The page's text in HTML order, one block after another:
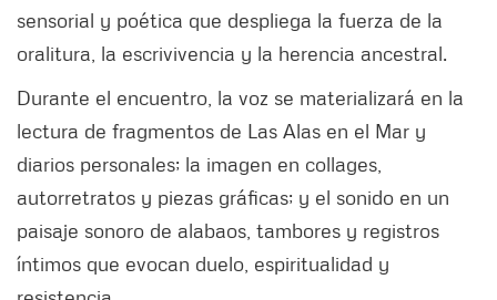
sensorial y poética que despliega la fuerza de la
oralitura, la escrivivencia y la herencia ancestral.
Durante el encuentro, la voz se materializará en la
lectura de fragmentos de Las Alas en el Mar y
diarios personales; la imagen en collages,
autorretratos y piezas gráficas; y el sonido en un
paisaje sonoro de alabaos, tambores y registros
íntimos que evocan duelo, espiritualidad y